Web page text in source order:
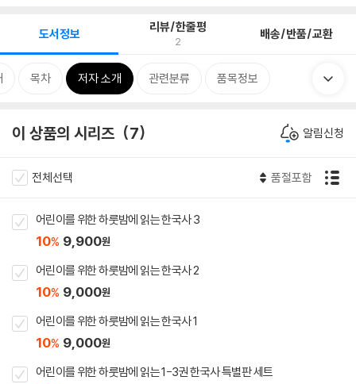
도서정보 리뷰/한줄평
2 배송/반품/교환
목차 저자 소개 관련분류 품목정보
이 상품의 시리즈 7 알림신청
전체선택 품절포함
어린이를 위한 하룻밤에 읽는 한국사 3
10% 9,900원
어린이를 위한 하룻밤에 읽는 한국사 2
10% 9,000원
어린이를 위한 하룻밤에 읽는 한국사 1
10% 9,000원
어린이를 위한 하룻밤에 읽는 1-3권 한국사 특별판 세트